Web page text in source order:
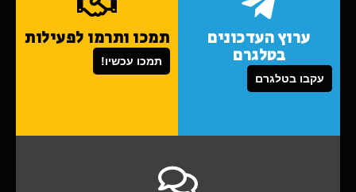
ערוץ העדכונים
בטלגרם
עקבו בטלגרם
תמכו ותרמו לפעילות
תמכו עכשיו!